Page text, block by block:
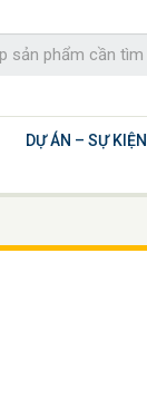
DỰ ÁN – SỰ KIỆN